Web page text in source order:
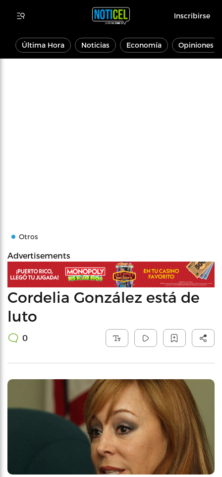
Inscribirse
Última Hora Noticias Economía Opiniones
Otros
Advertisements
Cordelia González está de
luto
0